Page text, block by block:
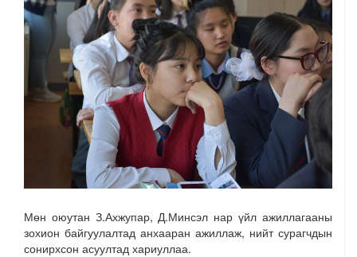
Мөн оюутан З.Ахжупар, Д.Минсэл нар үйл ажиллагааны
зохион байгуулалтад анхааран ажиллаж, нийт сурагчдын
сонирхсон асуултад хариуллаа.